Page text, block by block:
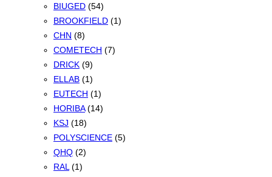
BIUGED (54)
BROOKFIELD (1)
CHN (8)
COMETECH (7)
DRICK (9)
ELLAB (1)
EUTECH (1)
HORIBA (14)
KSJ (18)
POLYSCIENCE (5)
QHQ (2)
RAL (1)